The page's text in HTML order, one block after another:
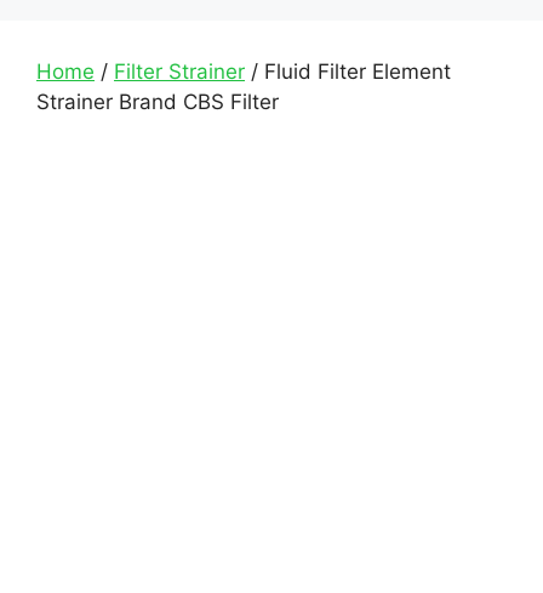
Home / Filter Strainer / Fluid Filter Element
Strainer Brand CBS Filter